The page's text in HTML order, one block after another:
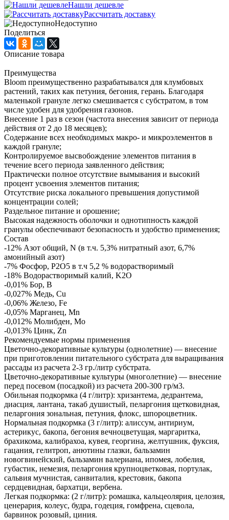
Нашли дешевле
Рассчитать доставку
Недоступно
Поделиться
Описание товара
Преимущества
Bloom преимущественно разрабатывался для клумбовых
растений, таких как петуния, бегония, герань. Благодаря
маленькой грануле легко смешивается с субстратом, в том
числе удобен для удобрения газонов.
Внесение 1 раз в сезон (частота внесения зависит от периода
действия от 2 до 18 месяцев);
Содержание всех необходимых макро- и микроэлементов в
каждой грануле;
Контролируемое высвобождение элементов питания в
течение всего периода заявленного действия;
Практически полное отсутствие вымывания и высокий
процент усвоения элементов питания;
Отсутствие риска локального превышения допустимой
концентрации солей;
Раздельное питание и орошение;
Высокая надежность оболочки и однотипность каждой
гранулы обеспечивают безопасность и удобство применения;
Состав
-12% Азот общий, N (в т.ч. 5,3% нитратный азот, 6,7%
амонийный азот)
-7% Фосфор, P2O5 в т.ч 5,2 % водорастворимый
-18% Водорастворимый калий, K2O
-0,01% Бор, B
-0,027% Медь, Cu
-0,06% Железо, Fe
-0,05% Марганец, Mn
-0,012% Молибден, Mo
-0,013% Цинк, Zn
Рекомендуемые нормы применения
Цветочно-декоративные культуры (однолетние) — внесение
при приготовлении питательного субстрата для выращивания
рассады из расчета 2-3 гр./литр субстрата.
Цветочно-декоративные культуры (многолетние) — внесение
перед посевом (посадкой) из расчета 200-300 гр/м3.
Обильная подкормка (4 г/литр): хризантема, дедрантема,
диасция, лантана, такаб душистый, пеларгония щетковидная,
пеларгония зональная, петуния, флокс, шпороцветник.
Нормальная подкормка (3 г/литр): алиссум, антириум,
астерикус, бакопа, бегония вечноцветущая, маргаритка,
брахикома, калибрахоа, кувея, георгина, желтушник, фуксия,
гацания, гелитроп, анютины глазки, бальзамин
новогвинейский, бальзамин валериана, ипомея, лобелия,
губастик, немезия, пеларгония крупноцветковая, портулак,
сальвия мучнистая, санвиталия, крестовик, бакопа
сердцевидная, бархатци, вербена.
Легкая подкормка: (2 г/литр): ромашка, кальцеолярия, целозия,
ценерария, колеус, будра, годеция, гомфрена, сцевола,
барвинок розовый, циния.